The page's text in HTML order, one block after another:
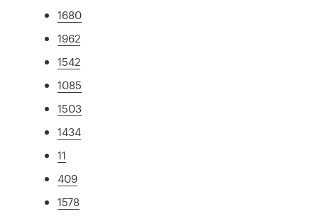
1680
1962
1542
1085
1503
1434
11
409
1578